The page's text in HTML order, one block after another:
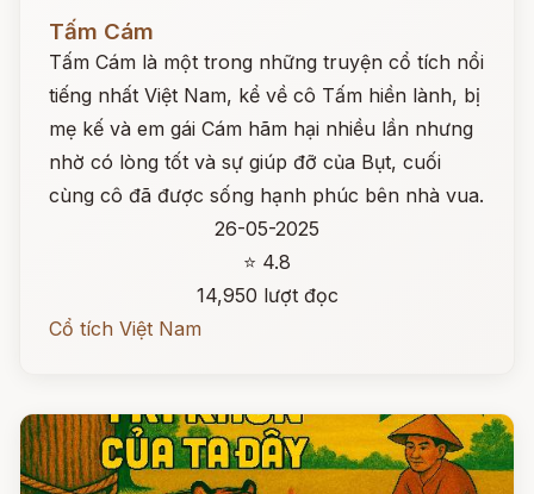
Đọc ngay
Tấm Cám
Tấm Cám là một trong những truyện cổ tích nổi
tiếng nhất Việt Nam, kể về cô Tấm hiền lành, bị
mẹ kế và em gái Cám hãm hại nhiều lần nhưng
nhờ có lòng tốt và sự giúp đỡ của Bụt, cuối
cùng cô đã được sống hạnh phúc bên nhà vua.
26-05-2025
⭐ 4.8
14,950 lượt đọc
Cổ tích Việt Nam